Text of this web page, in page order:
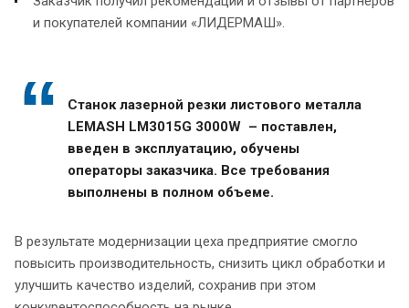
и покупателей компании «ЛИДЕРМАШ».
Станок лазерной резки листового металла
LEMASH LM3015G 3000W – поставлен,
введен в эксплуатацию, обучены
операторы заказчика. Все требования
выполнены в полном объеме.
В результате модернизации цеха предприятие смогло
повысить производительность, снизить цикл обработки и
улучшить качество изделий, сохранив при этом